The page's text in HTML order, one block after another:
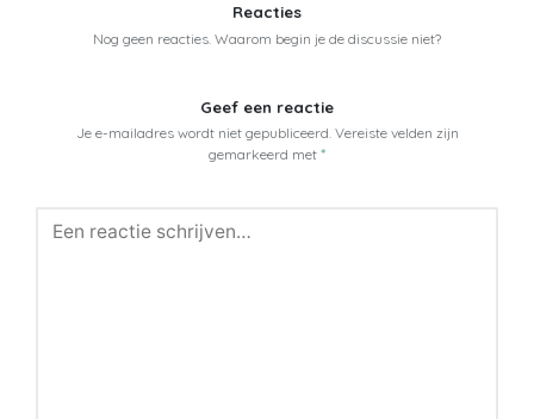
Reacties
Nog geen reacties. Waarom begin je de discussie niet?
Geef een reactie
Je e-mailadres wordt niet gepubliceerd. Vereiste velden zijn
gemarkeerd met *